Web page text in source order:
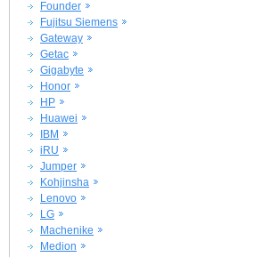
Founder
Fujitsu Siemens
Gateway
Getac
Gigabyte
Honor
HP
Huawei
IBM
iRU
Jumper
Kohjinsha
Lenovo
LG
Machenike
Medion